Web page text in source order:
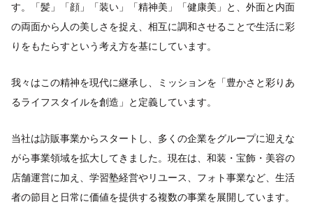
す。「髪」「顔」「装い」「精神美」「健康美」と、外面と内面
の両面から人の美しさを捉え、相互に調和させることで生活に彩
りをもたらすという考え方を基にしています。
我々はこの精神を現代に継承し、ミッションを「豊かさと彩りあ
るライフスタイルを創造」と定義しています。
当社は訪販事業からスタートし、多くの企業をグループに迎えな
がら事業領域を拡大してきました。現在は、和装・宝飾・美容の
店舗運営に加え、学習塾経営やリユース、フォト事業など、生活
者の節目と日常に価値を提供する複数の事業を展開しています。